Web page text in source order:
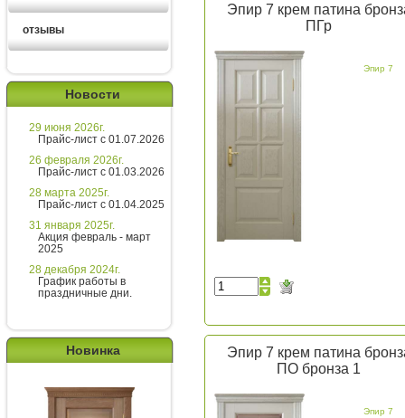
отзывы
Новости
29 июня 2026г.
Прайс-лист с 01.07.2026
26 февраля 2026г.
Прайс-лист с 01.03.2026
28 марта 2025г.
Прайс-лист с 01.04.2025
31 января 2025г.
Акция февраль - март
2025
28 декабря 2024г.
График работы в
праздничные дни.
Новинка
Эпир 7 крем патина
ПГр
Эпир 7
Эпир 7 крем патина
ПО бронза 1
Эпир 7
Введите сообщение
Екатерина
Здравствуйте!